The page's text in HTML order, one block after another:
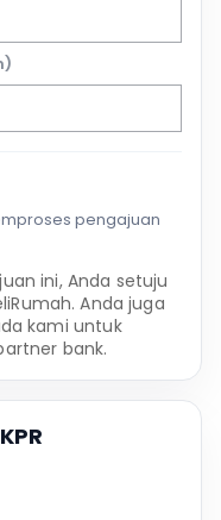
pengajuan
ini, Anda setuju
Anda juga
kami untuk
bank.